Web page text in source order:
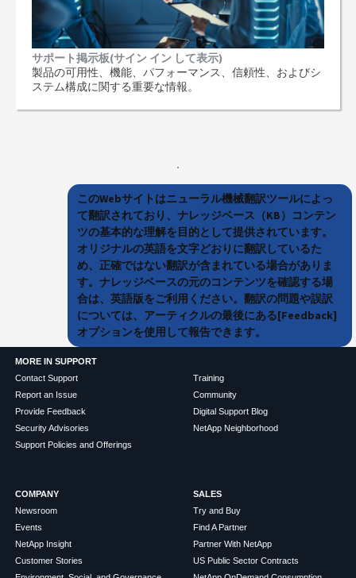
サポート掲示板(サイン イン して表示)
製品の可用性、機能、パフォーマンス、信頼性、およびシ
ステム構成に関する重要な情報。
このWebサイトはニューラル機械翻訳ツールによっ
て翻訳されており、ナレッジベース（KB）コンテン
ツの基本的な理解を目的として提供されています。
オリジナルの英語を文字どおりに翻訳しているた
め、正確ではない翻訳が含まれている場合がありま
す。ナレッジベースの元のコンテンツを確認する場
合は、英語版をご利用ください。翻訳の問題や誤訳
については、アーティクルの最後にある[Feedback]
オプションを使用して報告できます。
MORE IN SUPPORT
Contact Support
Report an Issue
Provide Feedback
Security Advisories
Support Policies and Offerings
Training
Community
Digital Support Blog
NetApp Neighborhood
COMPANY
Newsroom
Events
NetApp Insight
Customer Stories
SALES
Try and Buy
Find A Partner
Partner With NetApp
US Public Sector Contracts